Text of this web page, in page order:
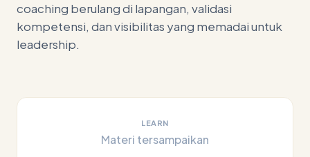
coaching berulang di lapangan, validasi
kompetensi, dan visibilitas yang memadai untuk
leadership.
LEARN
Materi tersampaikan